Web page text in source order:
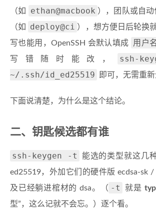
（如 ethan@macbook ），团队或自动
（如 deploy@ci ），想方便日后轮换
写也能用，OpenSSH 会默认填成
用户
写错随时能改，
ssh-
~/.ssh/id_ed25519
即可，无需重新
下面说清楚，为什么是这个结论。
二、钥匙候选都有谁
ssh-keygen -t
能选的类型就这几
ed25519，外加它们的硬件版 ecdsa-sk /
及已经躺进棺材的 dsa。（ -t 就是
型”，这么记就不会忘。）逐个看。